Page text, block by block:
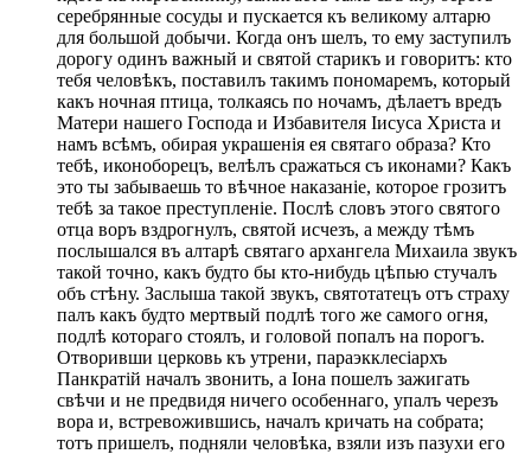
серебрянные сосуды и пускается къ великому алтарю
для большой добычи. Когда онъ шелъ, то ему заступилъ
дорогу одинъ важный и святой старикъ и говоритъ: кто
тебя человѣкъ, поставилъ такимъ пономаремъ, который
какъ ночная птица, толкаясь по ночамъ, дѣлаетъ вредъ
Матери нашего Господа и Избавителя Іисуса Христа и
намъ всѣмъ, обирая украшенія ея святаго образа? Кто
тебѣ, иконоборецъ, велѣлъ сражаться съ иконами? Какъ
это ты забываешь то вѣчное наказаніе, которое грозитъ
тебѣ за такое преступленіе. Послѣ словъ этого святого
отца воръ вздрогнулъ, святой исчезъ, а между тѣмъ
послышался въ алтарѣ святаго архангела Михаила звукъ
такой точно, какъ будто бы кто-нибудь цѣпью стучалъ
объ стѣну. Заслыша такой звукъ, святотатецъ отъ страху
палъ какъ будто мертвый подлѣ того же самого огня,
подлѣ котораго стоялъ, и головой попалъ на порогъ.
Отворивши церковь къ утрени, параэкклесіархъ
Панкратій началъ звонить, а Іона пошелъ зажигать
свѣчи и не предвидя ничего особеннаго, упалъ черезъ
вора и, встревожившись, началъ кричать на собрата;
тотъ пришелъ, подняли человѣка, взяли изъ пазухи его